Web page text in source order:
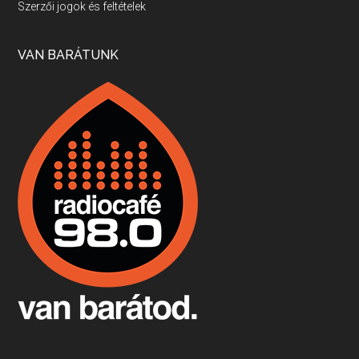
Apr 17, 2026 • 00:35:38
Boston, teadélután, bab és homár
Apr 9, 2026 • 00:37:17
Fermentáljunk, a testünk meghálálja!
Apr 3, 2026 • 00:36:07
Szerzői jogok és feltételek
VAN BARÁTUNK